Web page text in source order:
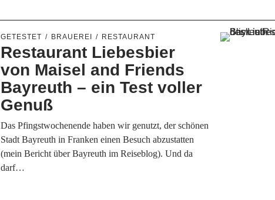
GETESTET BRAUEREI RESTAURANT
Restaurant Liebesbier
von Maisel and Friends
Bayreuth – ein Test voller
Genuß
Das Pfingstwochenende haben wir genutzt, der schönen
Stadt Bayreuth in Franken einen Besuch abzustatten
(mein Bericht über Bayreuth im Reiseblog). Und da
darf…